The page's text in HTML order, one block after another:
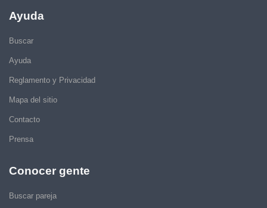
Ayuda
Buscar
Ayuda
Reglamento y Privacidad
Mapa del sitio
Contacto
Prensa
Conocer gente
Buscar pareja